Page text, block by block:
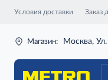
Условия доставки Заказ
Магазин: Москва,